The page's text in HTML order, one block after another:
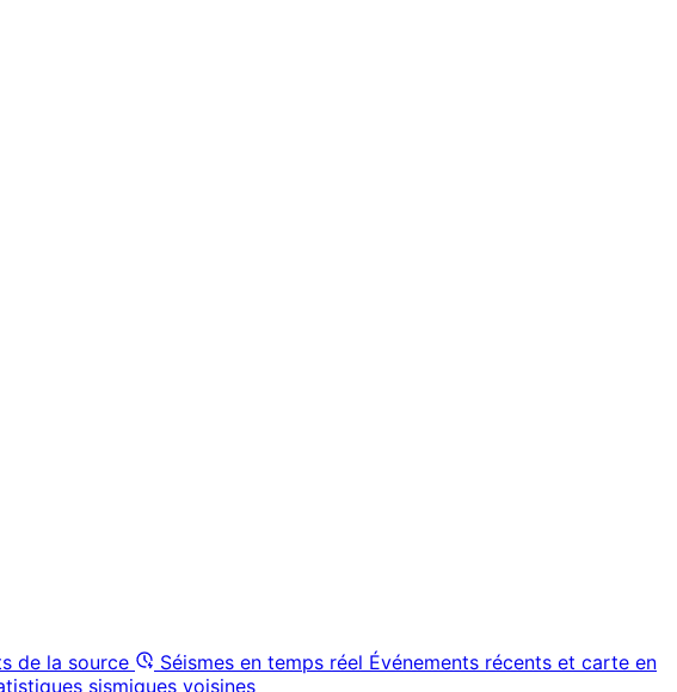
de la source Séismes en temps réel Événements récents et carte en
sismiques voisines